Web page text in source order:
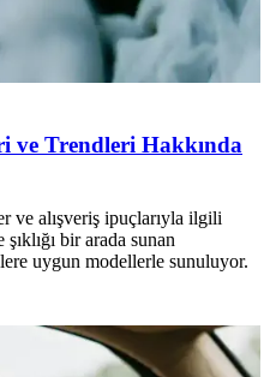
ve Trendleri Hakkında
ve alışveriş ipuçlarıyla ilgili
bir arada sunan
uygun modellerle sunuluyor.